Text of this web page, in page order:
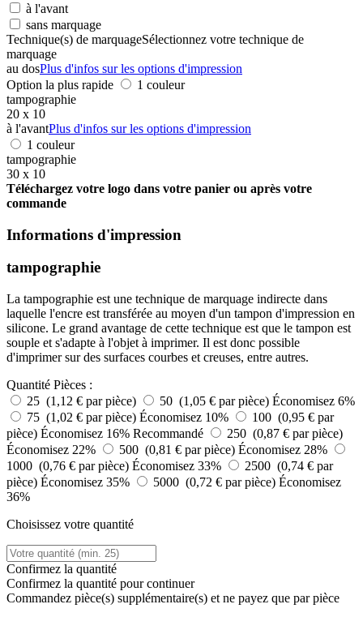
à l'avant
sans marquage
Technique(s) de marquageSélectionnez votre technique de
marquage
au dosPlus d'infos sur les options d'impression
Option la plus rapide
1 couleur
tampographie
20 x 10
à l'avantPlus d'infos sur les options d'impression
1 couleur
tampographie
30 x 10
Téléchargez votre logo dans votre panier ou après votre
commande
Informations d'impression
tampographie
La tampographie est une technique de marquage indirecte dans
laquelle l'encre est transférée au moyen d'un tampon d'impression en
silicone. Le grand avantage de cette technique est que le tampon est
souple et s'adapte à l'objet à imprimer. Il est donc possible
d'imprimer sur des surfaces courbes et creuses, entre autres.
Quantité Pièces :
25 (1,12 € par pièce)
50 (1,05 € par pièce) Économisez 6%
75 (1,02 € par pièce) Économisez 10%
100 (0,95 € par
pièce) Économisez 16% Recommandé
250 (0,87 € par pièce)
Économisez 22%
500 (0,81 € par pièce) Économisez 28%
1000 (0,76 € par pièce) Économisez 33%
2500 (0,74 € par
pièce) Économisez 35% 5000 (0,72 € par pièce) Économisez
36%
Choisissez votre quantité
Confirmez la quantité
Confirmez la quantité pour continuer
Commandez pièce(s) supplémentaire(s) et ne payez que par pièce